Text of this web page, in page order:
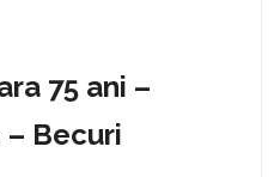
75 ani –
– Becuri